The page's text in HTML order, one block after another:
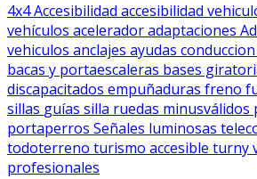
4x4Accesibilidad accesibilidad
vehículos aceleradoradaptaciones
vehiculos anclajes ayudas conduccion
bacas y portaescaleras bases
discapacitados empuñaduras freno
sillas guías silla ruedas minusválidos
portaperros Señales luminosas
todoterreno turismo accesible turny
profesionales